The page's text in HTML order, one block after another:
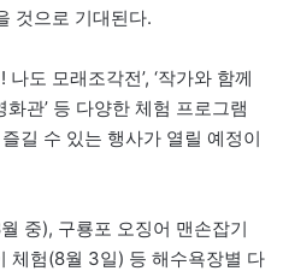
것으로 기대된다.
도 모래조각전’, ‘작가와 함께
화관’ 등 다양한 체험 프로그램
길 수 있는 행사가 열릴 예정이
중), 구룡포 오징어 맨손잡기
체험(8월 3일) 등 해수욕장별 다